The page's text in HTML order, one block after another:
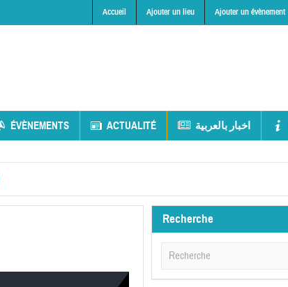
Accueil Ajouter un lieu Ajouter un évènement
ÉVÈNEMENTS ACTUALITÉ اخبار بالعربية
Recherche